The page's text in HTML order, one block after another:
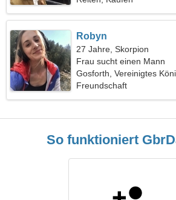
Robyn
27 Jahre, Skorpion
Frau sucht einen Mann
Gosforth, Vereinigtes
Freundschaft
So funktioniert